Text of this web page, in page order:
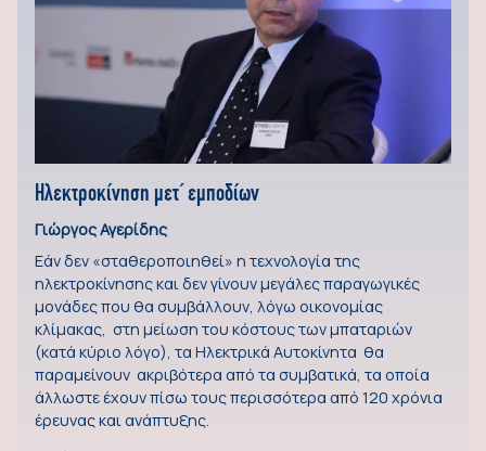
Ηλεκτροκίνηση μετ΄ εμποδίων
Γιώργος Αγερίδης
Εάν δεν «σταθεροποιηθεί» η τεχνολογία της
ηλεκτροκίνησης και δεν γίνουν μεγάλες παραγωγικές
μονάδες που θα συμβάλλουν, λόγω οικονομίας
κλίμακας, στη μείωση του κόστους των μπαταριών
(κατά κύριο λόγο), τα Ηλεκτρικά Αυτοκίνητα θα
παραμείνουν ακριβότερα από τα συμβατικά, τα οποία
άλλωστε έχουν πίσω τους περισσότερα από 120 χρόνια
έρευνας και ανάπτυξης.